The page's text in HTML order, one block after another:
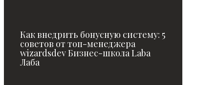
Как внедрить бонусную систему: 5
советов от топ-менеджера
wizardsdev Бизнес-школа Laba
Лаба